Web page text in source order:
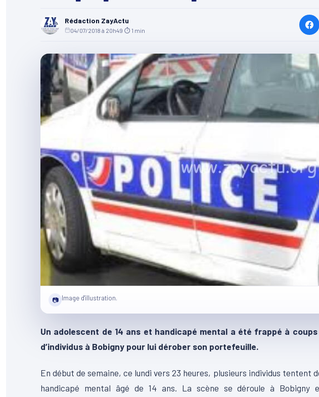
Rédaction ZayActu
04/07/2018 à 20h49 ⏱ 1 min
📷 Image d'illustration.
Un adolescent de 14 ans et handicapé mental a été frappé à
d’individus à Bobigny pour lui dérober son portefeuille.
En début de semaine, ce lundi vers 23 heures, plusieurs individus tentent
handicapé mental âgé de 14 ans. La scène se déroule à Bobigny